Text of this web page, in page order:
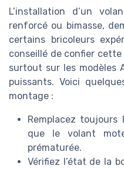
L’installation d’un
renforcé ou bimasse,
certains bricoleurs
conseillé de confier
surtout sur les modèles
puissants. Voici
montage :
Remplacez toujours
que le volant
prématurée.
Vérifiez l’état de la